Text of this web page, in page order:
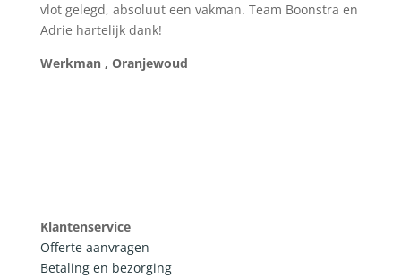
vlot gelegd, absoluut een vakman. Team Boonstra en
Adrie hartelijk dank!
Werkman , Oranjewoud
Klantenservice
Offerte aanvragen
Betaling en bezorging